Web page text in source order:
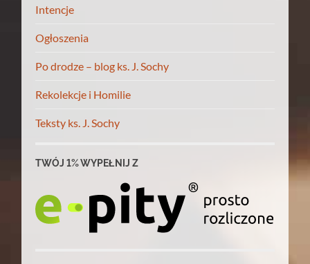
Intencje
Ogłoszenia
Po drodze – blog ks. J. Sochy
Rekolekcje i Homilie
Teksty ks. J. Sochy
TWÓJ 1% WYPEŁNIJ Z